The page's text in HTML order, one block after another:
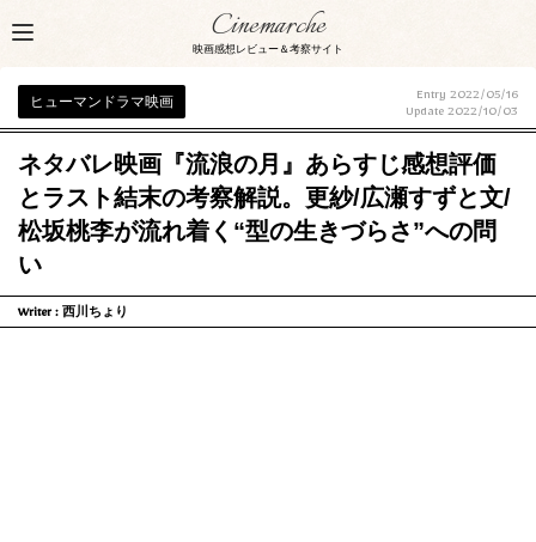
Cinemarche
映画感想レビュー＆考察サイト
ヒューマンドラマ映画
Entry 2022/05/16
Update 2022/10/03
ネタバレ映画『流浪の月』あらすじ感想評価
とラスト結末の考察解説。更紗/広瀬すずと文/
松坂桃李が流れ着く“型の生きづらさ”への問
い
Writer : 西川ちょり